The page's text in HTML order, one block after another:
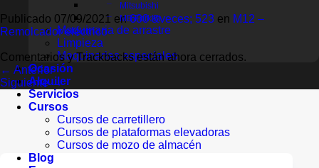
Mitsubishi
MB Forklift
Maquinaria de arrastre
Limpieza
Maquinarias especiales
Ocasión
Alquiler
Servicios
Cursos
Cursos de carretillero
Cursos de plataformas elevadoras
Cursos de mozo de almacén
Blog
Publicado 07/09/2021en600 &veces; 523 en M12 –
Remolcador eléctrico
Comentarios y Trackbacks están ahora cerrados.
← Anterior
Siguiente→